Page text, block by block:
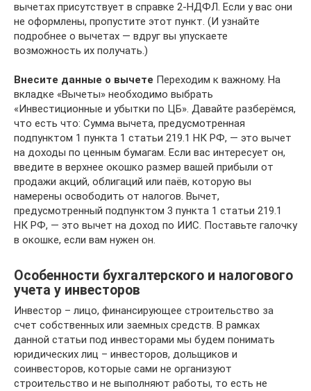
вычетах присутствует в справке 2‑НДФЛ. Если у вас они
не оформлены, пропустите этот пункт. (И узнайте
подробнее о вычетах — вдруг вы упускаете
возможность их получать.)
Внесите данные о вычете Переходим к важному. На
вкладке «Вычеты» необходимо выбрать
«Инвестиционные и убытки по ЦБ». Давайте разберёмся,
что есть что: Сумма вычета, предусмотренная
подпунктом 1 пункта 1 статьи 219.1 НК РФ, — это вычет
на доходы по ценным бумагам. Если вас интересует он,
введите в верхнее окошко размер вашей прибыли от
продажи акций, облигаций или паёв, которую вы
намерены освободить от налогов. Вычет,
предусмотренный подпунктом 3 пункта 1 статьи 219.1
НК РФ, — это вычет на доход по ИИС. Поставьте галочку
в окошке, если вам нужен он.
Особенности бухгалтерского и налогового
учета у инвесторов
Инвестор – лицо, финансирующее строительство за
счет собственных или заемных средств. В рамках
данной статьи под инвесторами мы будем понимать
юридических лиц – инвесторов, дольщиков и
соинвесторов, которые сами не организуют
строительство и не выполняют работы, то есть не